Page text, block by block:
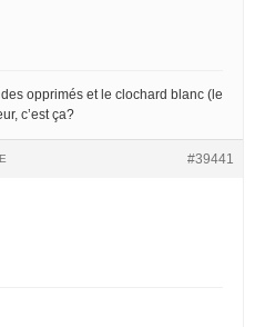
opprimés et le clochard blanc (le
c’est ça?
#39441